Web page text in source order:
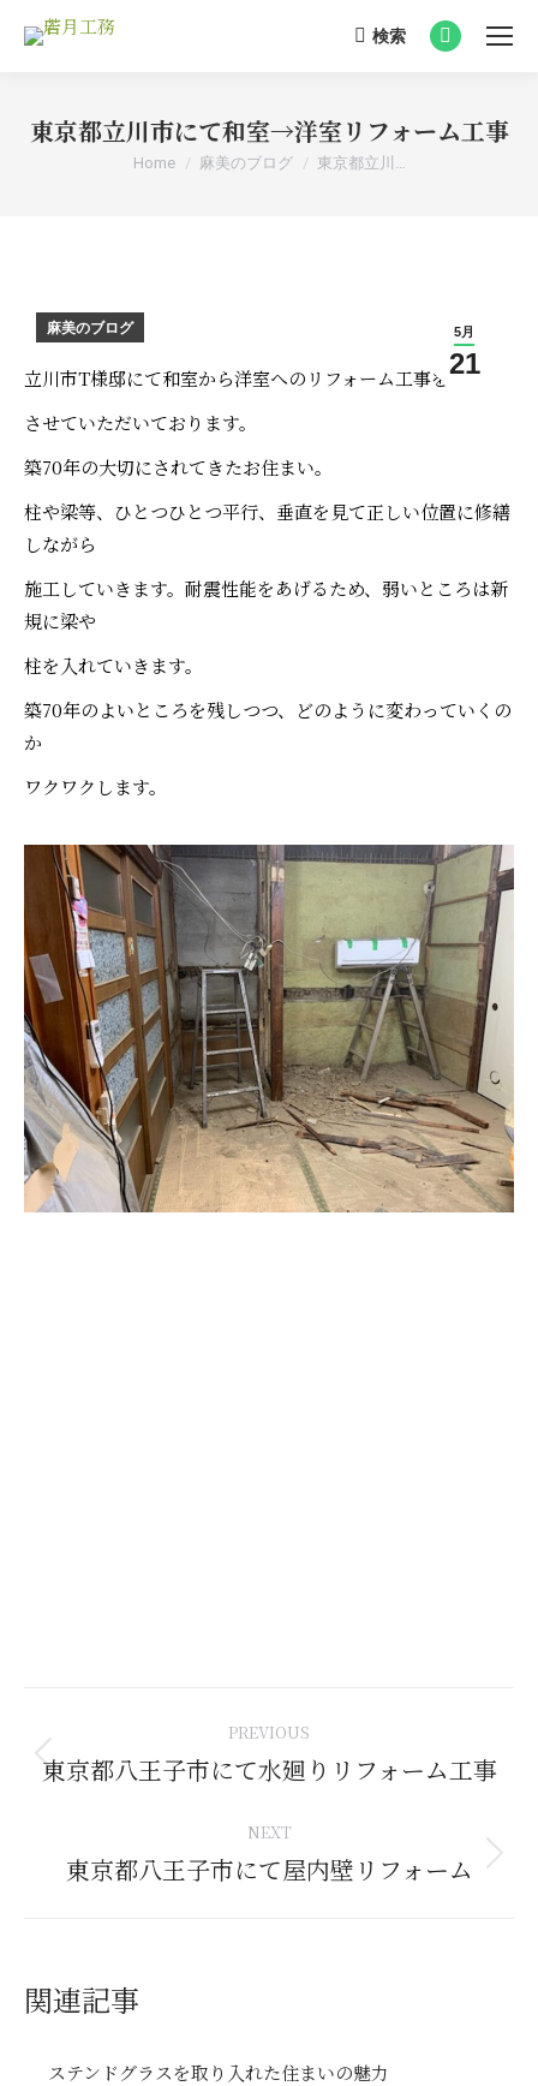
Search:
検索
Facebook
in
東京都立川市にて和室→洋室リフォーム工事
You are here:
Home 麻美のブログ 東京都立川…
5月
21
麻美のブログ
立川市T様邸にて和室から洋室へのリフォーム工事を
させていただいております。
築70年の大切にされてきたお住まい。
柱や梁等、ひとつひとつ平行、垂直を見て正しい位置に修繕
しながら
施工していきます。耐震性能をあげるため、弱いところは新
規に梁や
柱を入れていきます。
築70年のよいところを残しつつ、どのように変わっていくの
か
ワクワクします。
navigation
PREVIOUS
Previous
東京都八王子市にて水廻りリフォーム工事
NEXT
Next
東京都八王子市にて屋内壁リフォーム
関連記事
ステンドグラスを取り入れた住まいの魅力